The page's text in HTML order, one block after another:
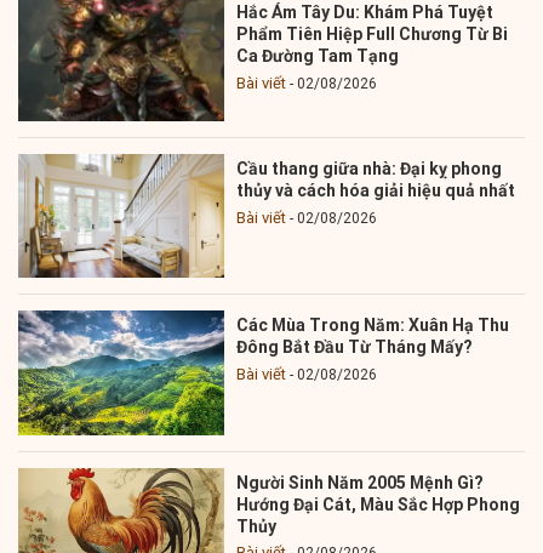
Hắc Ám Tây Du: Khám Phá Tuyệt
Phẩm Tiên Hiệp Full Chương Từ Bi
Ca Đường Tam Tạng
Bài viết 02/08/2026
Cầu thang giữa nhà: Đại kỵ phong
thủy và cách hóa giải hiệu quả nhất
Bài viết 02/08/2026
Các Mùa Trong Năm: Xuân Hạ Thu
Đông Bắt Đầu Từ Tháng Mấy?
Bài viết 02/08/2026
Người Sinh Năm 2005 Mệnh Gì?
Hướng Đại Cát, Màu Sắc Hợp Phong
Thủy